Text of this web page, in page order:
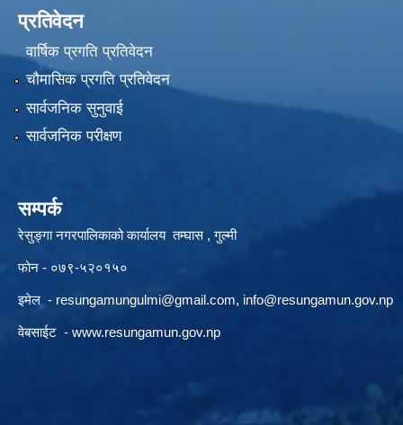
प्रतिवेदन
वार्षिक प्रगति प्रतिवेदन
चौमासिक प्रगति प्रतिवेदन
सार्वजनिक सुनुवाई
सार्वजनिक परीक्षण
सम्पर्क
रेसुङ्गा नगरपालिकाको कार्यालय तम्घास , गुल्मी
फोन - ०७९-५२०१५०
इमेल - resungamungulmi@gmail.com, info@resungamun.gov.np
वेबसाईट - www.resungamun.gov.np